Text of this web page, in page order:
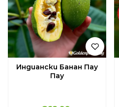
Индиански Банан Пау
Пау